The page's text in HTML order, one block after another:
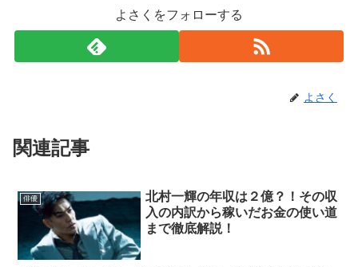
よさくをフォローする
よさく
関連記事
俳優
北村一輝の年収は２億？！その収
入の内訳から稼いだお金の使い道
まで徹底解説！